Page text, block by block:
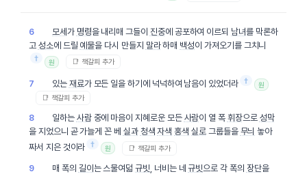
6 모세가 명령을 내리매 그들이 진중에 공포하여 이르되 남녀를 막론하
고 성소에 드릴 예물을 다시 만들지 말라하매 백성이 가져오기를 그치니
†
원 📑 책갈피 추가
7 있는 재료가 모든 일을 하기에 넉넉하여 남음이 있었더라 † 원
📑 책갈피 추가
8 일하는 사람중에 마음이 지혜로운 모든 사람이 열 폭 휘장으로 성막
을 지었으니 곧 가늘게 꼰 베 실과 청색 자색 홍색 실로그룹들을 무늬 놓아
짜서 지은 것이라 † 원 📑 책갈피 추가
9 매 폭의 길이는 스물여덟규빗 , 너비는 네규빗으로 각 폭의 장단을